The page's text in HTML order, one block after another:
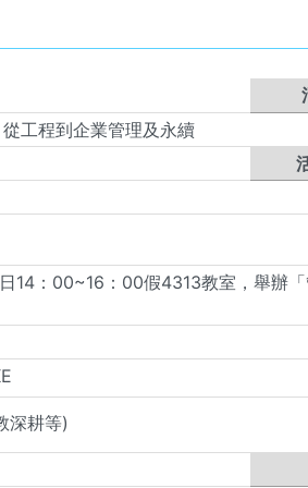
工程到企業管理及永續
14：00~16：00假4313教室，舉辦
深耕等)